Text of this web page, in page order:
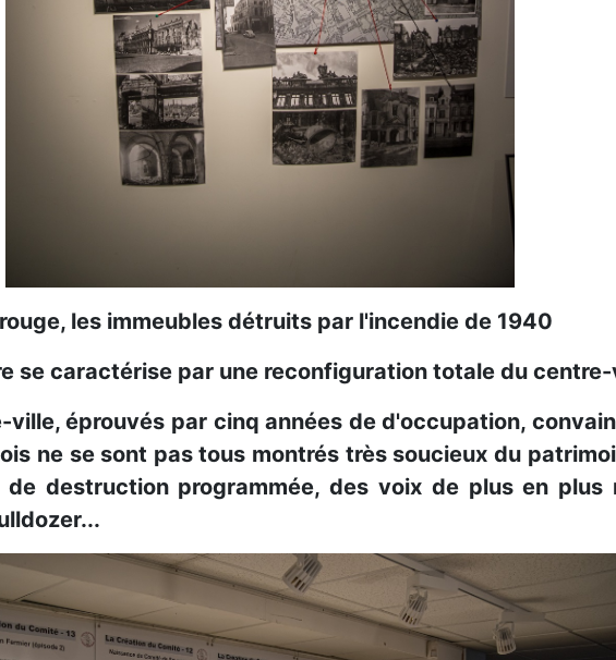
les immeubles détruits par l'incendie de 1940
se caractérise par une reconfiguration totale du
éprouvés par cinq années de d'occupation,
ne se sont pas tous montrés très soucieux du
destruction programmée, des voix de plus en